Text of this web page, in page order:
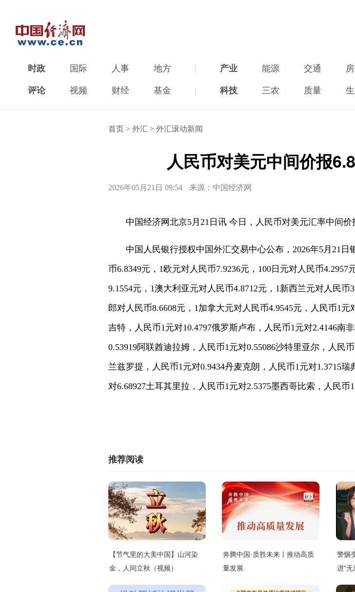
时政 国际 人事 地方 | 产业 能源 交通
评论 视频 财经 基金 | 科技 三农 质量
首页 > 外汇 > 外汇滚动新闻
人民币对美元中间价报
2026年05月21日 09:54 来源：中国经济网
中国经济网北京5月21日讯 今日，人民币对美元汇率中间价
中国人民银行授权中国外汇交易中心公布，2026年5月21
币6.8349元，1欧元对人民币7.9236元，100日元对人民币
9.1554元，1澳大利亚元对人民币4.8712元，1新西兰元对人民
郎对人民币8.6608元，1加拿大元对人民币4.9545元，人民币1
吉特，人民币1元对10.4797俄罗斯卢布，人民币1元对2.4146南
0.53919阿联酋迪拉姆，人民币1元对0.55086沙特里亚尔，人民
兰兹罗提，人民币1元对0.9434丹麦克朗，人民币1元对1.3715
对6.68927土耳其里拉，人民币1元对2.5375墨西哥比索，人民币1
推荐阅读
【节气里的大美中国】山河染
金，人间立秋（视频）
奔腾中国·质胜未来丨推动高质
量发展
警惕
进“无